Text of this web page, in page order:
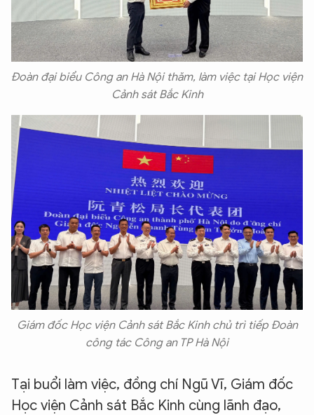
Đoàn đại biểu Công an Hà Nội thăm, làm việc tại Học viện
Cảnh sát Bắc Kinh
Giám đốc Học viện Cảnh sát Bắc Kinh chủ trì tiếp Đoàn
công tác Công an TP Hà Nội
Tại buổi làm việc, đồng chí Ngũ Vĩ, Giám đốc
Học viện Cảnh sát Bắc Kinh cùng lãnh đạo,